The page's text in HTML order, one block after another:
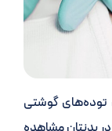
گوشتی